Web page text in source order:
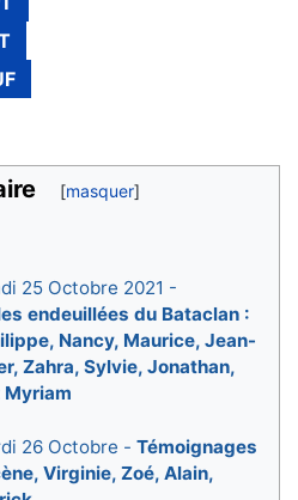
25 Octobre 2021 -
endeuillées du Bataclan :
Nancy, Maurice, Jean-
Zahra, Sylvie, Jonathan,
Myriam
26 Octobre - Témoignages
Virginie, Zoé, Alain,